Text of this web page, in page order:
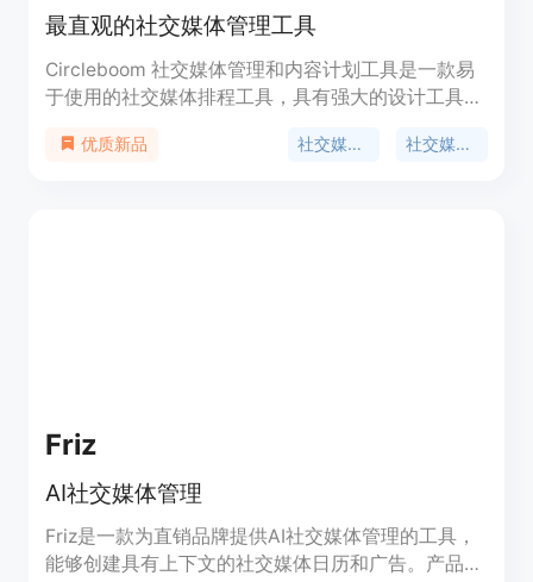
最直观的社交媒体管理工具
Circleboom 社交媒体管理和内容计划工具是一款易
于使用的社交媒体排程工具，具有强大的设计工具。
多个或所有社交媒体账户。您可以添加 Instagram、
优质新品 社交媒体管理 社交媒体排程
Friz
AI社交媒体管理
Friz是一款为直销品牌提供AI社交媒体管理的工具，
能够创建具有上下文的社交媒体日历和广告。产品包